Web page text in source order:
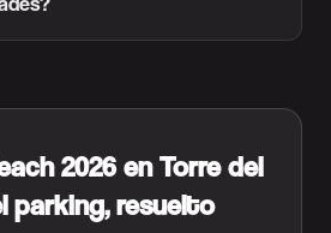
2026 en Torre del
parking, resuelto